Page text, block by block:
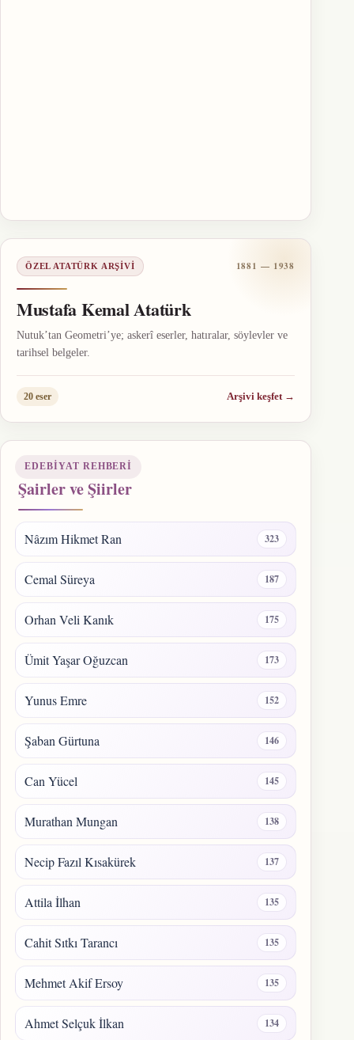
ÖZEL ATATÜRK ARŞIVI 1881 — 1938
Mustafa Kemal Atatürk
Nutuk’tan Geometri’ye; askerî eserler, hatıralar, söylevler ve
tarihsel belgeler.
20 eser Arşivi keşfet →
EDEBIYAT REHBERI
Şairler ve Şiirler
Nâzım Hikmet Ran 323
Cemal Süreya 187
Orhan Veli Kanık 175
Ümit Yaşar Oğuzcan 173
Yunus Emre 152
Şaban Gürtuna 146
Can Yücel 145
Murathan Mungan 138
Necip Fazıl Kısakürek 137
Attila İlhan 135
Cahit Sıtkı Tarancı 135
Mehmet Akif Ersoy 135
Ahmet Selçuk İlkan 134